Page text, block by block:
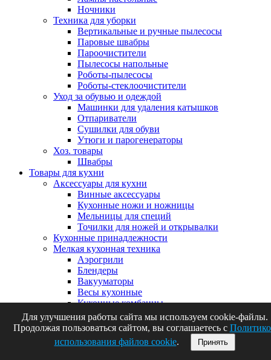
Ночники
Техника для уборки
Вертикальные и ручные пылесосы
Паровые швабры
Пароочистители
Пылесосы напольные
Роботы-пылесосы
Роботы-стеклоочистители
Уход за обувью и одеждой
Машинки для удаления катышков
Отпариватели
Сушилки для обуви
Утюги и парогенераторы
Хоз. товары
Швабры
Товары для кухни
Аксессуары для кухни
Винные аксессуары
Кухонные ножи и ножницы
Мельницы для специй
Точилки для ножей и открывалки
Кухонные принадлежности
Мелкая кухонная техника
Аэрогрили
Блендеры
Вакууматоры
Весы кухонные
Кухонные комбаины
Микроволновые печи
Миксеры
Мясорубки
Для улучшения работы сайта мы используем cookie-файлы.
Продолжая пользоваться сайтом, вы соглашаетесь с
использования файлов cookie. Принять